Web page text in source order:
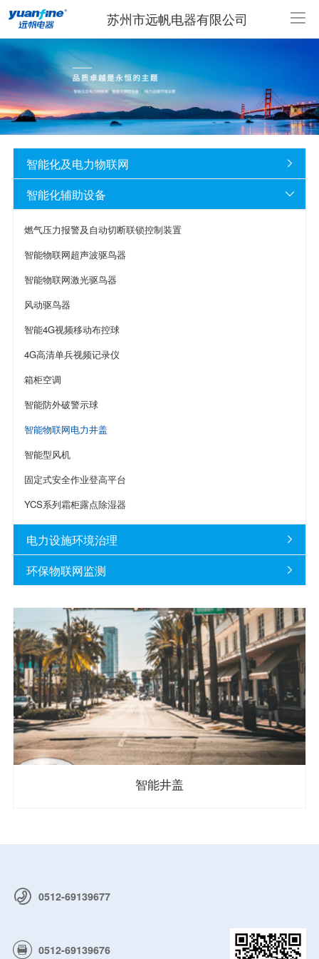
苏州市远帆电器有限公司
智能化及电力物联网 
智能化辅助设备 
燃气压力报警及自动切断联锁控制装置
智能物联网超声波驱鸟器
智能物联网激光驱鸟器
风动驱鸟器
智能4G视频移动布控球
4G高清单兵视频记录仪
箱柜空调
智能防外破警示球
智能物联网电力井盖
智能型风机
固定式安全作业登高平台
YCS系列霜柜露点除湿器
电力设施环境治理 
环保物联网监测 
智能井盖
0512-69139677
0512-69139676